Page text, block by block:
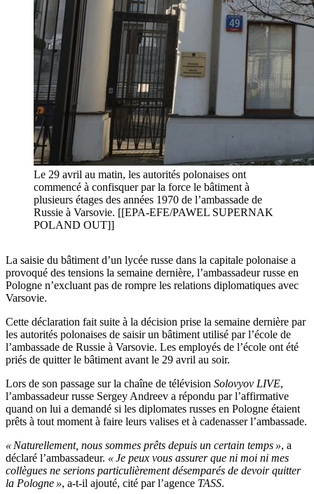
Le 29 avril au matin, les autorités polonaises ont
commencé à confisquer par la force le bâtiment à
plusieurs étages des années 1970 de l’ambassade de
Russie à Varsovie. [[EPA-EFE/PAWEL SUPERNAK
POLAND OUT]]
La saisie du bâtiment d’un lycée russe dans la capitale polonaise a
provoqué des tensions la semaine dernière, l’ambassadeur russe en
Pologne n’excluant pas de rompre les relations diplomatiques avec
Varsovie.
Cette déclaration fait suite à la décision prise la semaine dernière par
les autorités polonaises de saisir un bâtiment utilisé par l’école de
l’ambassade de Russie à Varsovie. Les employés de l’école ont été
priés de quitter le bâtiment avant le 29 avril au soir.
Lors de son passage sur la chaîne de télévision Solovyov LIVE,
l’ambassadeur russe Sergey Andreev a répondu par l’affirmative
quand on lui a demandé si les diplomates russes en Pologne étaient
prêts à tout moment à faire leurs valises et à cadenasser l’ambassade.
« Naturellement, nous sommes prêts depuis un certain temps », a
déclaré l’ambassadeur. « Je peux vous assurer que ni moi ni mes
collègues ne serions particulièrement désemparés de devoir quitter
la Pologne », a-t-il ajouté, cité par l’agence TASS.